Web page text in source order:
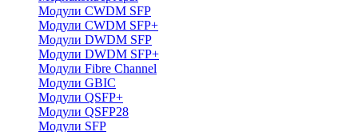
Модули CWDM SFP
Модули CWDM SFP+
Модули DWDM SFP
Модули DWDM SFP+
Модули Fibre Channel
Модули GBIC
Модули QSFP+
Модули QSFP28
Модули SFP